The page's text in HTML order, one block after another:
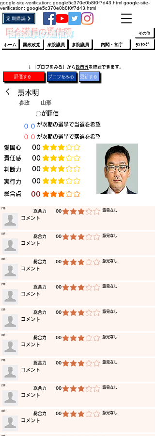
google-site-verification: google5c370e0b8f0f7d43.html google-site-
verification: google5c370e0b8f0f7d43.html
​国会議員の通信簿
定期購読
ホーム 国政政党 衆院議員 参院議員 ﾗﾝｷﾝｸﾞ
内閣・官庁
その他
​↓「プロフをみる」から政策等を確認できます。
評価する プロフをみる 更新する
く 黒木明
参政 山形
​〇​
​００
​００
​が評価
​愛国心 ​00
​が次期の選挙で当選を希望
​が次期の選挙で落選を希望
平均評価 3 /5
​責任感 ​00 平均評価 3 /5
​判断力 ​00 平均評価 3 /5
​実行力 ​00 平均評価 3 /5
​総合点 ​00 平均評価 3 /5
​総合力 00 平均評価 3 /5 ​意見なし
​日時
​コメント
​総合力 00 平均評価 3 /5 ​意見なし
​日時
​コメント
​総合力 00 平均評価 3 /5 ​意見なし
​日時
​コメント
​総合力 00 平均評価 3 /5 ​意見なし
​日時
​コメント
​総合力 00 平均評価 3 /5 ​意見なし
​日時
​コメント
​総合力 00 平均評価 3 /5 ​意見なし
​日時
​コメント
​総合力 00 平均評価 3 /5 ​意見なし
​日時
​コメント
​総合力 00 平均評価 3 /5 ​意見なし
​日時
​コメント
​総合力 00 平均評価 3 /5 ​意見なし
​日時
​コメント